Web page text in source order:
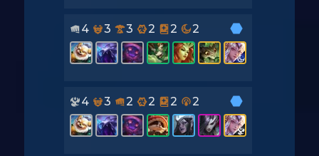
4 3 3 2 2 2
4 3 2 2 2 2